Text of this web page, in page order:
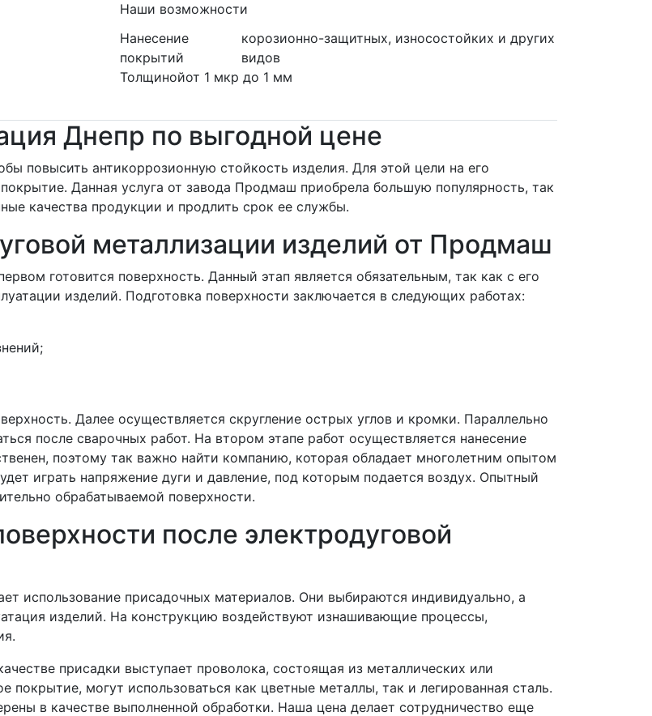
Наши возможности
Нанесение
покрытий
корозионно-защитных, износостойких и других
видов
Толщинойот 1 мкр до 1 мм
Днепр по выгодной цене
повысить антикоррозионную стойкость изделия. Для этой цели на его
Данная услуга от завода Продмаш приобрела большую популярность, так
качества продукции и продлить срок ее службы.
металлизации изделий от Продмаш
готовится поверхность. Данный этап является обязательным, так как с его
изделий. Подготовка поверхности заключается в следующих работах:
Далее осуществляется скругление острых углов и кромки. Параллельно
после сварочных работ. На втором этапе работ осуществляется нанесение
поэтому так важно найти компанию, которая обладает многолетним опытом
играть напряжение дуги и давление, под которым подается воздух. Опытный
обрабатываемой поверхности.
после электродуговой
использование присадочных материалов. Они выбираются индивидуально, а
изделий. На конструкцию воздействуют изнашивающие процессы,
присадки выступает проволока, состоящая из металлических или
могут использоваться как цветные металлы, так и легированная сталь.
в качестве выполненной обработки. Наша цена делает сотрудничество еще